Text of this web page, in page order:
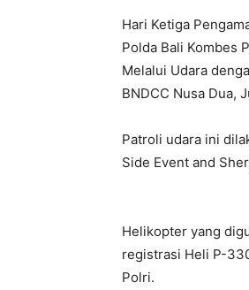
Hari Ketiga
Polda Bali Kombes
Melalui Udara
BNDCC Nusa Dua,
Patroli udara ini
Side Event and
Helikopter yang
registrasi Heli P-
Polri.